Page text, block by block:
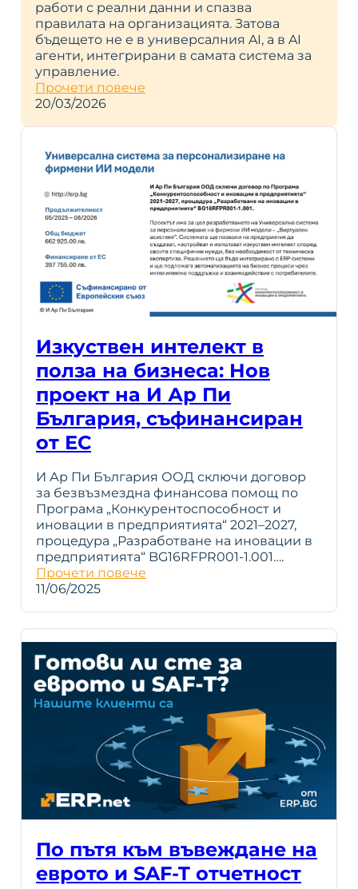
работи с реални данни и спазва
правилата на организацията. Затова
бъдещето не е в универсалния AI, а в AI
агенти, интегрирани в самата система за
управление.
Прочети повече
20/03/2026
Изкуствен интелект в
полза на бизнеса: Нов
проект на И Ар Пи
България, съфинансиран
от ЕС
И Ар Пи България ООД сключи договор
за безвъзмездна финансова помощ по
Програма „Конкурентоспособност и
иновации в предприятията“ 2021–2027,
процедура „Разработване на иновации в
предприятията“ BG16RFPR001-1.001….
Прочети повече
11/06/2025
По пътя към въвеждане на
еврото и SAF-T отчетност